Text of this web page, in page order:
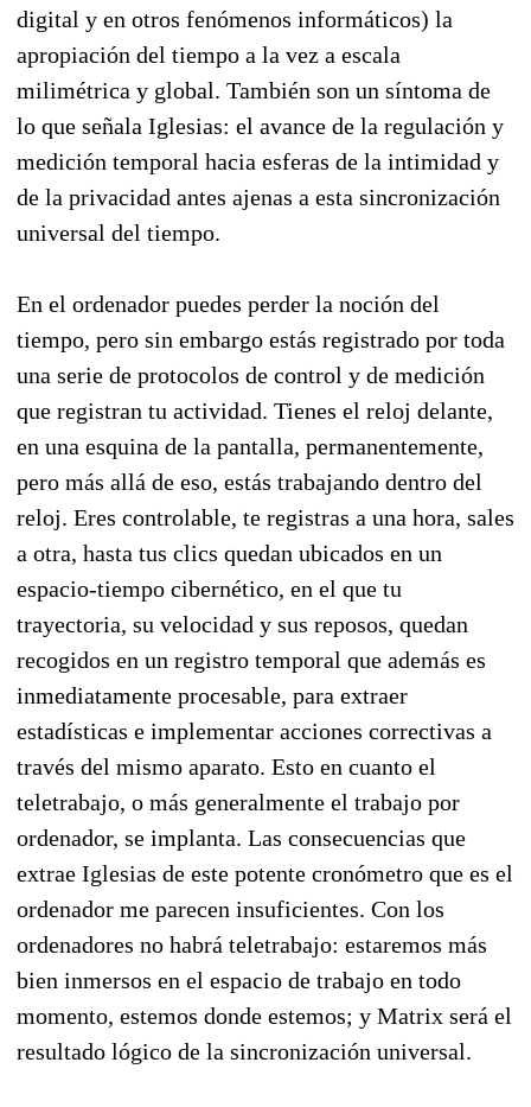
digital y en otros fenómenos informáticos) la
apropiación del tiempo a la vez a escala
milimétrica y global. También son un síntoma de
lo que señala Iglesias: el avance de la regulación y
medición temporal hacia esferas de la intimidad y
de la privacidad antes ajenas a esta sincronización
universal del tiempo.
En el ordenador puedes perder la noción del
tiempo, pero sin embargo estás registrado por toda
una serie de protocolos de control y de medición
que registran tu actividad. Tienes el reloj delante,
en una esquina de la pantalla, permanentemente,
pero más allá de eso, estás trabajando dentro del
reloj. Eres controlable, te registras a una hora, sales
a otra, hasta tus clics quedan ubicados en un
espacio-tiempo cibernético, en el que tu
trayectoria, su velocidad y sus reposos, quedan
recogidos en un registro temporal que además es
inmediatamente procesable, para extraer
estadísticas e implementar acciones correctivas a
través del mismo aparato. Esto en cuanto el
teletrabajo, o más generalmente el trabajo por
ordenador, se implanta. Las consecuencias que
extrae Iglesias de este potente cronómetro que es el
ordenador me parecen insuficientes. Con los
ordenadores no habrá teletrabajo: estaremos más
bien inmersos en el espacio de trabajo en todo
momento, estemos donde estemos; y Matrix será el
resultado lógico de la sincronización universal.